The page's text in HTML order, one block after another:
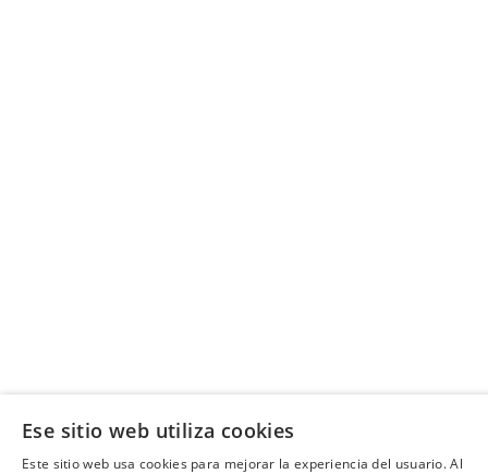
Ese sitio web utiliza cookies
Este sitio web usa cookies para mejorar la experiencia del usuario. Al